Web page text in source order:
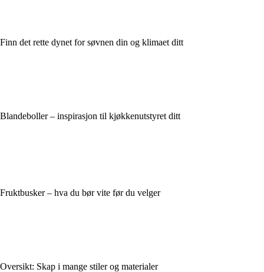
Finn det rette dynet for søvnen din og klimaet ditt
Blandeboller – inspirasjon til kjøkkenutstyret ditt
Fruktbusker – hva du bør vite før du velger
Oversikt: Skap i mange stiler og materialer